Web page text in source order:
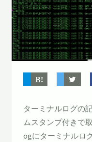
ターミナルログの
ムスタンプ付きで
ogにターミナルロ